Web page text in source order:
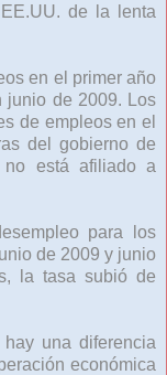
de la lenta
en el primer año
junio de 2009. Los
de empleos en el
del gobierno de
no está afiliado a
para los
de 2009 y junio
la tasa subió de
una diferencia
económica